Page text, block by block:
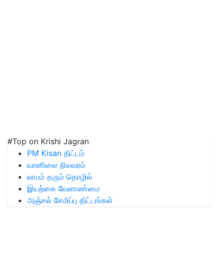
#Top on Krishi Jagran
PM Kisan திட்டம்
வானிலை நிலவரம்
லாபம் தரும் தொழில்
இயற்கை வேளாண்மை
அஞ்சல் சேமிப்பு திட்டங்கள்